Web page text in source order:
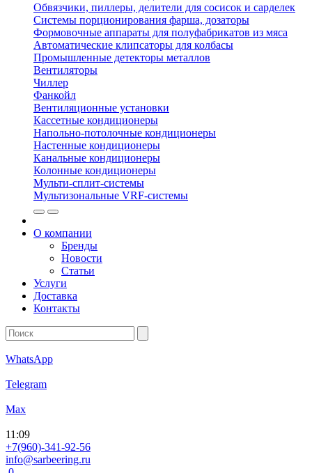
Обвязчики, пиллеры, делители для сосисок и сарделек
Системы порционирования фарша, дозаторы
Формовочные аппараты для полуфабрикатов из мяса
Автоматические клипсаторы для колбасы
Промышленные детекторы металлов
Вентиляторы
Чиллер
Фанкойл
Вентиляционные установки
Кассетные кондиционеры
Напольно-потолочные кондиционеры
Настенные кондиционеры
Канальные кондиционеры
Колонные кондиционеры
Мульти-сплит-системы
Мультизональные VRF-системы
О компании
Бренды
Новости
Статьи
Услуги
Доставка
Контакты
WhatsApp
Telegram
Max
11 :09
+7(960)-341-92-56
info@sarbeering.ru